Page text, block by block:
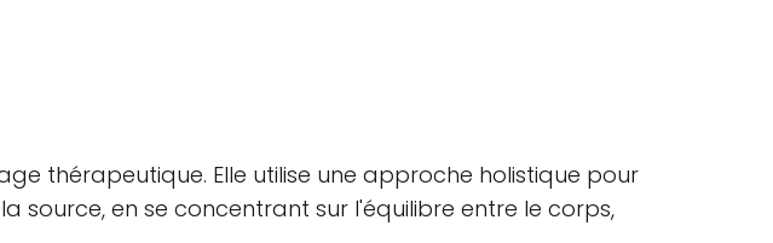
thérapeutique. Elle utilise une approche holistique pour
source, en se concentrant sur l'équilibre entre le corps,